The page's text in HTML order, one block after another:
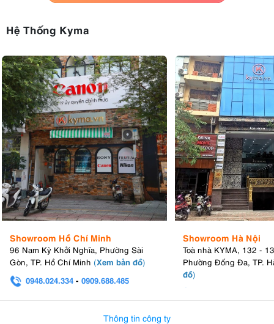
Hệ Thống Kyma
Showroom Hồ Chí Minh
96 Nam Kỳ Khởi Nghĩa, Phường Sài
Gòn, TP. Hồ Chí Minh (Xem bản đồ)
0948.024.334 - 0909.688.485
Showroom Hà Nội
Toà nhà KYMA, 132 -
Phường Đống Đa, TP.
đồ)
Thông tin công ty